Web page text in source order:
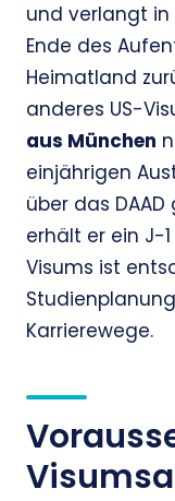
und verlangt in
Ende des
Heimatland
anderes US-
aus München
einjährigen
über das
erhält er ein J-
Visums ist
Karrierewege.